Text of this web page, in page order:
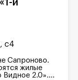
с4
Сапроново.
жилые
Видное 2.0»....